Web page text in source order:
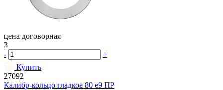
цена договорная
3
-
+
Купить
27092
Калибр-кольцо гладкое 80 e9 ПР